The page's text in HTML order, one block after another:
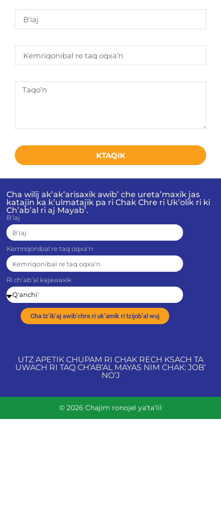
KTAQIK
Cha wilij ak’ak’arisaxik awib’ che ureta’maxik jas
katajin ka k’ulmatajik pa ri Chak Chre ri Uk’olik ri ki
Ch’ab’al ri aj Mayab’.
B'iaj
Kemriqonibal re taq oqxa'n
Ri ch’ab’al kajawaxik
Cha tz’ib’aj awib’chre ri uk’amik ri tzijob’al wuj
UTZ APETIK CHUPAM RI CHAK RECH KSACH TA
UWACH RI TAQ CH’AB’AL MAYAS NIM CHAK: JOB’
NO’J
© 2026 Chajim ronojel ya’ta’lil